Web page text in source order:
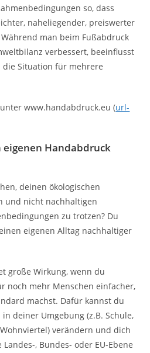
so, dass
naheliegender, preiswerter
man beim Fußabdruck
verbessert, beeinflusst
Situation für mehrere
www.handabdruck.eu (url-
Handabdruck
deinen ökologischen
und nicht nachhaltigen
zu trotzen? Du
eigenen Alltag nachhaltiger
große Wirkung, wenn du
noch mehr Menschen einfacher,
machst. Dafür kannst du
deiner Umgebung (z.B. Schule,
verändern und dich
, Bundes- oder EU-Ebene